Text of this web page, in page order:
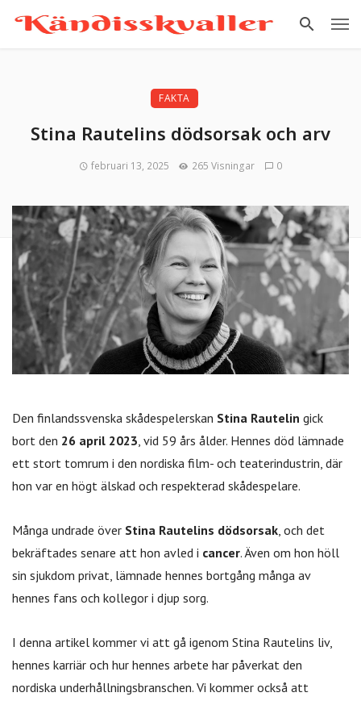
FAKTA
Stina Rautelins dödsorsak och arv
februari 13, 2025 265 Visningar 0
Den finlandssvenska skådespelerskan Stina Rautelin gick
bort den 26 april 2023, vid 59 års ålder. Hennes död lämnade
ett stort tomrum i den nordiska film- och teaterindustrin, där
hon var en högt älskad och respekterad skådespelare.
Många undrade över Stina Rautelins dödsorsak, och det
bekräftades senare att hon avled i cancer. Även om hon höll
sin sjukdom privat, lämnade hennes bortgång många av
hennes fans och kollegor i djup sorg.
I denna artikel kommer vi att gå igenom Stina Rautelins liv,
hennes karriär och hur hennes arbete har påverkat den
nordiska underhållningsbranschen. Vi kommer också att